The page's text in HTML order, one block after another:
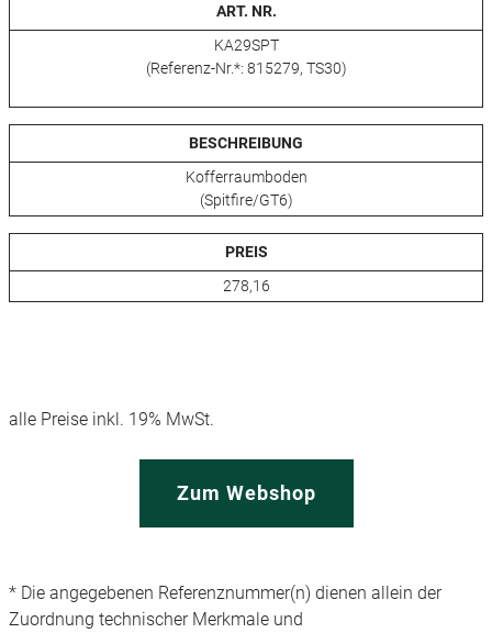
ART. NR.
KA29SPT
(Referenz-Nr.*: 815279, TS30)
BESCHREIBUNG
Kofferraumboden
(Spitfire/GT6)
PREIS
278,16
alle Preise inkl. 19% MwSt.
Zum Webshop
* Die angegebenen Referenznummer(n) dienen allein der
Zuordnung technischer Merkmale und